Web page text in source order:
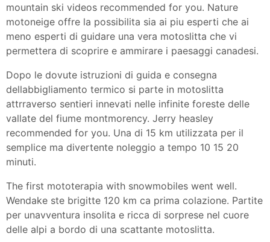
mountain ski videos recommended for you. Nature
motoneige offre la possibilita sia ai piu esperti che ai
meno esperti di guidare una vera motoslitta che vi
permettera di scoprire e ammirare i paesaggi canadesi.
Dopo le dovute istruzioni di guida e consegna
dellabbigliamento termico si parte in motoslitta
attrraverso sentieri innevati nelle infinite foreste delle
vallate del fiume montmorency. Jerry heasley
recommended for you. Una di 15 km utilizzata per il
semplice ma divertente noleggio a tempo 10 15 20
minuti.
The first mototerapia with snowmobiles went well.
Wendake ste brigitte 120 km ca prima colazione. Partite
per unavventura insolita e ricca di sorprese nel cuore
delle alpi a bordo di una scattante motoslitta.